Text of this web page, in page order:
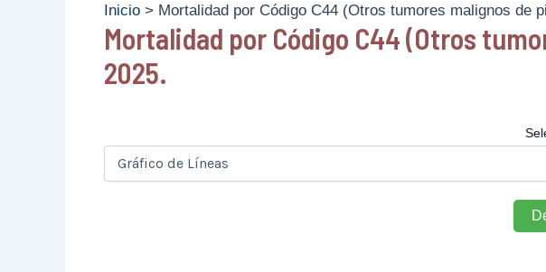
Inicio Mortalidad por Código C44 (Otros tumores malignos de
Mortalidad por Código C44 (Otros
2025.